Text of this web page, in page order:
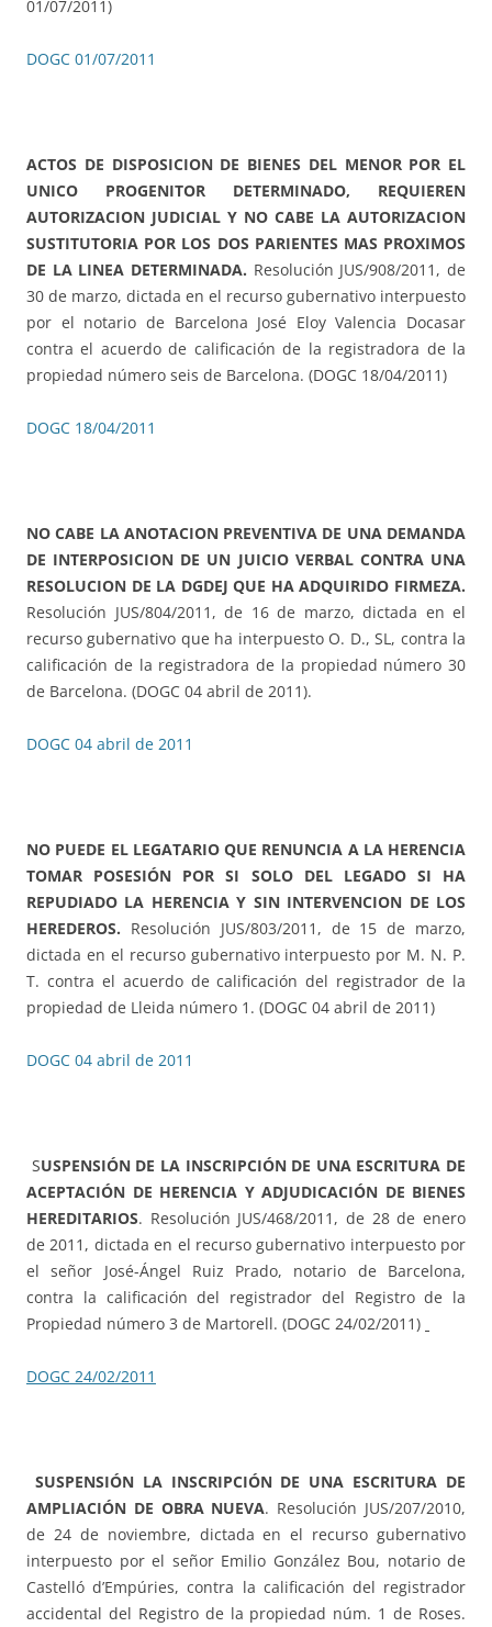
01/07/2011)
DOGC 01/07/2011
ACTOS DE DISPOSICION DE BIENES DEL MENOR POR EL
UNICO PROGENITOR DETERMINADO, REQUIEREN
AUTORIZACION JUDICIAL Y NO CABE LA AUTORIZACION
SUSTITUTORIA POR LOS DOS PARIENTES MAS PROXIMOS
DE LA LINEA DETERMINADA. Resolución JUS/908/2011, de
30 de marzo, dictada en el recurso gubernativo interpuesto
por el notario de Barcelona José Eloy Valencia Docasar
contra el acuerdo de calificación de la registradora de la
propiedad número seis de Barcelona. (DOGC 18/04/2011)
DOGC 18/04/2011
NO CABE LA ANOTACION PREVENTIVA DE UNA DEMANDA
DE INTERPOSICION DE UN JUICIO VERBAL CONTRA UNA
RESOLUCION DE LA DGDEJ QUE HA ADQUIRIDO FIRMEZA.
Resolución JUS/804/2011, de 16 de marzo, dictada en el
recurso gubernativo que ha interpuesto O. D., SL, contra la
calificación de la registradora de la propiedad número 30
de Barcelona. (DOGC 04 abril de 2011).
DOGC 04 abril de 2011
NO PUEDE EL LEGATARIO QUE RENUNCIA A LA HERENCIA
TOMAR POSESIÓN POR SI SOLO DEL LEGADO SI HA
REPUDIADO LA HERENCIA Y SIN INTERVENCION DE LOS
HEREDEROS. Resolución JUS/803/2011, de 15 de marzo,
dictada en el recurso gubernativo interpuesto por M. N. P.
T. contra el acuerdo de calificación del registrador de la
propiedad de Lleida número 1. (DOGC 04 abril de 2011)
DOGC 04 abril de 2011
SUSPENSIÓN DE LA INSCRIPCIÓN DE UNA ESCRITURA DE
ACEPTACIÓN DE HERENCIA Y ADJUDICACIÓN DE BIENES
HEREDITARIOS. Resolución JUS/468/2011, de 28 de enero
de 2011, dictada en el recurso gubernativo interpuesto por
el señor José-Ángel Ruiz Prado, notario de Barcelona,
contra la calificación del registrador del Registro de la
Propiedad número 3 de Martorell. (DOGC 24/02/2011)
DOGC 24/02/2011
SUSPENSIÓN LA INSCRIPCIÓN DE UNA ESCRITURA DE
AMPLIACIÓN DE OBRA NUEVA. Resolución JUS/207/2010,
de 24 de noviembre, dictada en el recurso gubernativo
interpuesto por el señor Emilio González Bou, notario de
Castelló d’Empúries, contra la calificación del registrador
accidental del Registro de la propiedad núm. 1 de Roses.